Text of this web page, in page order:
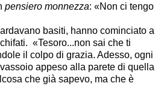
pensiero monnezza: «Non ci tengo
basiti, hanno cominciato a
«Tesoro...non sai che ti
il colpo di grazia. Adesso, ogni
appeso alla parete di quella
che già sapevo, ma che è